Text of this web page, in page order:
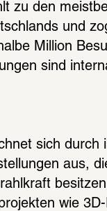
zu den
und
Million
sind
sich durch
aus,
wie